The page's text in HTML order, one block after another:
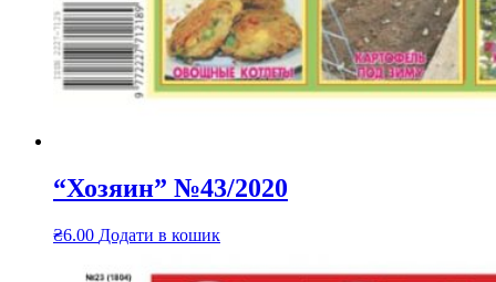
“Хозяин” №43/2020
₴6.00 Додати в кошик